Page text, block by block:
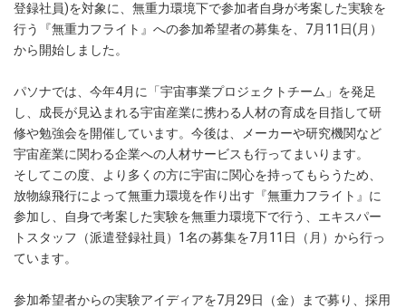
登録社員)を対象に、無重力環境下で参加者自身が考案した実験を
行う『無重力フライト』への参加希望者の募集を、7月11日(月）
から開始しました。
パソナでは、今年4月に「宇宙事業プロジェクトチーム」を発足
し、成長が見込まれる宇宙産業に携わる人材の育成を目指して研
修や勉強会を開催しています。今後は、メーカーや研究機関など
宇宙産業に関わる企業への人材サービスも行ってまいります。
そしてこの度、より多くの方に宇宙に関心を持ってもらうため、
放物線飛行によって無重力環境を作り出す『無重力フライト』に
参加し、自身で考案した実験を無重力環境下で行う、エキスパー
トスタッフ（派遣登録社員）1名の募集を7月11日（月）から行っ
ています。
参加希望者からの実験アイディアを7月29日（金）まで募り、採用